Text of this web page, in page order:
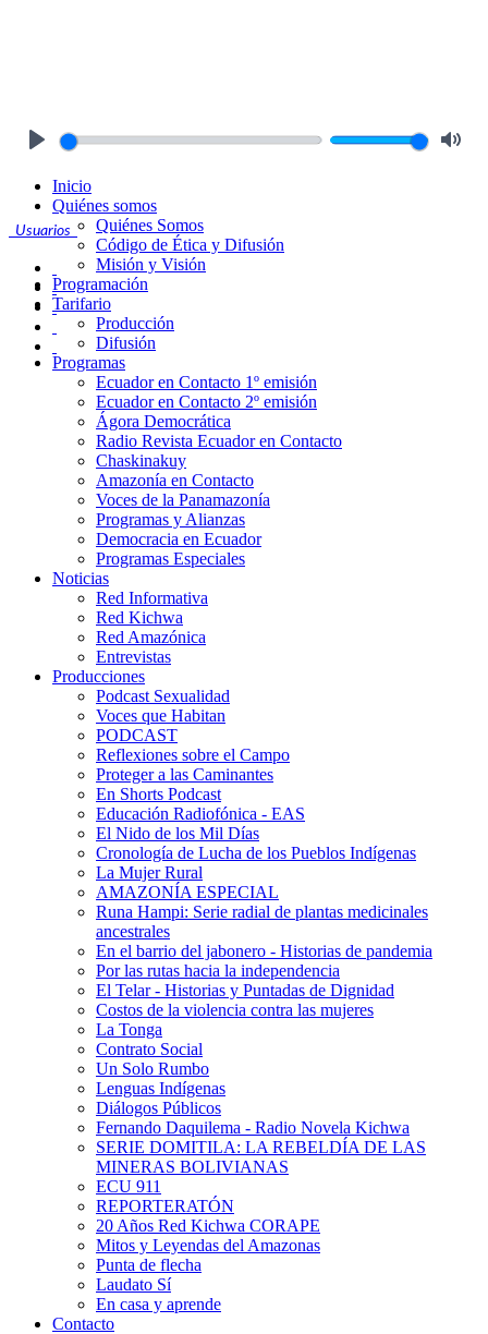
Usuarios
Inicio
Quiénes somos
Quiénes Somos
Código de Ética y Difusión
Misión y Visión
Programación
Tarifario
Producción
Difusión
Programas
Ecuador en Contacto 1º emisión
Ecuador en Contacto 2º emisión
Ágora Democrática
Radio Revista Ecuador en Contacto
Chaskinakuy
Amazonía en Contacto
Voces de la Panamazonía
Programas y Alianzas
Democracia en Ecuador
Programas Especiales
Noticias
Red Informativa
Red Kichwa
Red Amazónica
Entrevistas
Producciones
Podcast Sexualidad
Voces que Habitan
PODCAST
Reflexiones sobre el Campo
Proteger a las Caminantes
En Shorts Podcast
Educación Radiofónica - EAS
El Nido de los Mil Días
Cronología de Lucha de los Pueblos Indígenas
La Mujer Rural
AMAZONÍA ESPECIAL
Runa Hampi: Serie radial de plantas medicinales
ancestrales
En el barrio del jabonero - Historias de pandemia
Por las rutas hacia la independencia
El Telar - Historias y Puntadas de Dignidad
Costos de la violencia contra las mujeres
La Tonga
Contrato Social
Un Solo Rumbo
Lenguas Indígenas
Diálogos Públicos
Fernando Daquilema - Radio Novela Kichwa
SERIE DOMITILA: LA REBELDÍA DE LAS
MINERAS BOLIVIANAS
ECU 911
REPORTERATÓN
20 Años Red Kichwa CORAPE
Mitos y Leyendas del Amazonas
Punta de flecha
Laudato Sí
En casa y aprende
Contacto